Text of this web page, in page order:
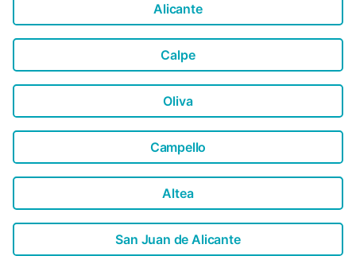
Alicante
Calpe
Oliva
Campello
Altea
San Juan de Alicante